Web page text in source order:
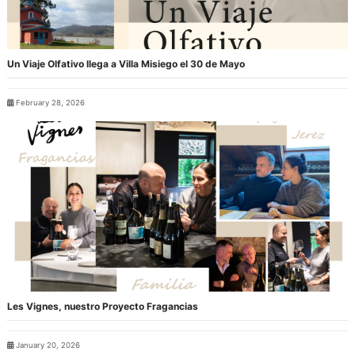
Un Viaje Olfativo llega a Villa Misiego el 30 de Mayo
February 28, 2026
Les Vignes, nuestro Proyecto Fragancias
January 20, 2026